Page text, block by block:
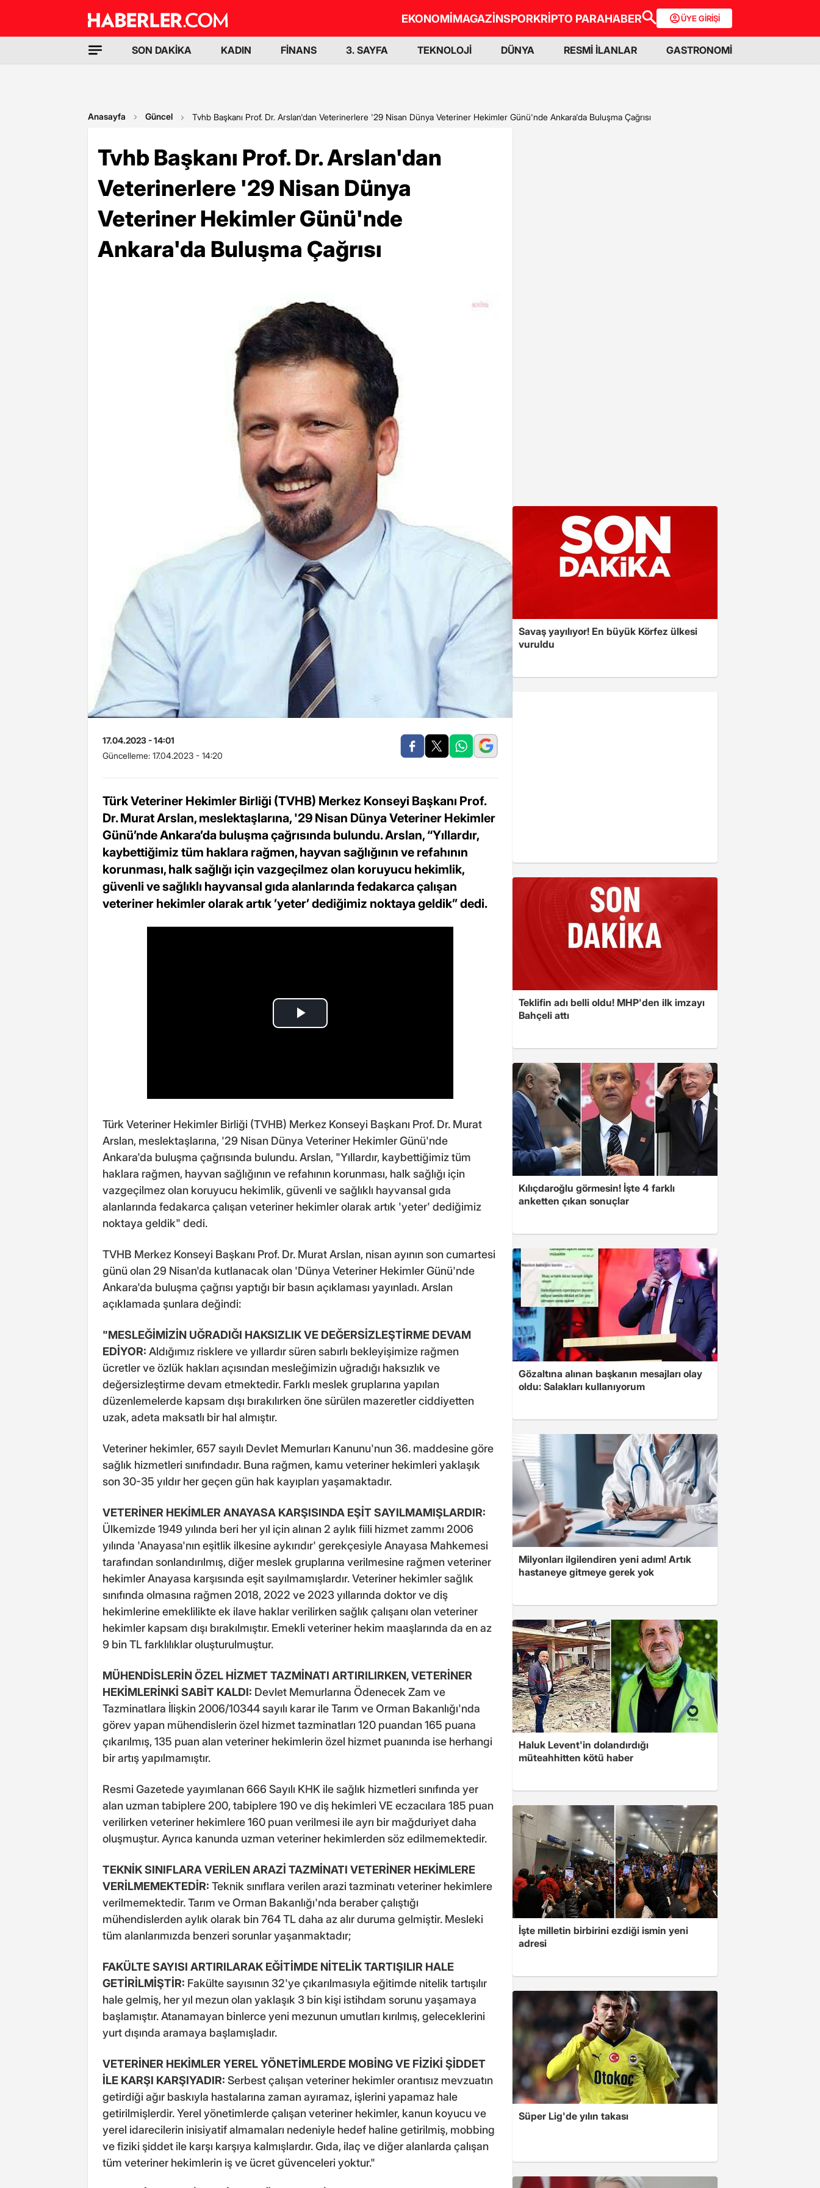
EKONOMİMAGAZİNSPORKRİPTO PARAHABER ÜYE GİRİŞİ
SON DAKİKA KADIN FİNANS 3. SAYFA TEKNOLOJİ DÜNYA RESMİ İLANLAR GASTRONOMİ
Anasayfa Güncel Tvhb Başkanı Prof. Dr. Arslan'dan Veterinerlere '29 Nisan Dünya Veteriner Hekimler Günü'nde Ankara'da Buluşma Çağrısı
Tvhb Başkanı Prof. Dr. Arslan'dan
Veterinerlere '29 Nisan Dünya
Veteriner Hekimler Günü'nde
Ankara'da Buluşma Çağrısı
17.04.2023 - 14:01
Güncelleme: 17.04.2023 - 14:20
Türk Veteriner Hekimler Birliği (TVHB) Merkez Konseyi Başkanı Prof.
Dr. Murat Arslan, meslektaşlarına, '29 Nisan Dünya Veteriner Hekimler
Günü’nde Ankara’da buluşma çağrısında bulundu. Arslan, “Yıllardır,
kaybettiğimiz tüm haklara rağmen, hayvan sağlığının ve refahının
korunması, halk sağlığı için vazgeçilmez olan koruyucu hekimlik,
güvenli ve sağlıklı hayvansal gıda alanlarında fedakarca çalışan
veteriner hekimler olarak artık ’yeter’ dediğimiz noktaya geldik” dedi.
Türk Veteriner Hekimler Birliği (TVHB) Merkez Konseyi Başkanı Prof. Dr. Murat
Arslan, meslektaşlarına, '29 Nisan Dünya Veteriner Hekimler Günü'nde
Ankara'da buluşma çağrısında bulundu. Arslan, "Yıllardır, kaybettiğimiz tüm
haklara rağmen, hayvan sağlığının ve refahının korunması, halk sağlığı için
vazgeçilmez olan koruyucu hekimlik, güvenli ve sağlıklı hayvansal gıda
alanlarında fedakarca çalışan veteriner hekimler olarak artık 'yeter' dediğimiz
noktaya geldik" dedi.
TVHB Merkez Konseyi Başkanı Prof. Dr. Murat Arslan, nisan ayının son cumartesi
günü olan 29 Nisan'da kutlanacak olan 'Dünya Veteriner Hekimler Günü'nde
Ankara'da buluşma çağrısı yaptığı bir basın açıklaması yayınladı. Arslan
açıklamada şunlara değindi:
"MESLEĞİMİZİN UĞRADIĞI HAKSIZLIK VE DEĞERSİZLEŞTİRME DEVAM
EDİYOR: Aldığımız risklere ve yıllardır süren sabırlı bekleyişimize rağmen
ücretler ve özlük hakları açısından mesleğimizin uğradığı haksızlık ve
değersizleştirme devam etmektedir. Farklı meslek gruplarına yapılan
düzenlemelerde kapsam dışı bırakılırken öne sürülen mazeretler ciddiyetten
uzak, adeta maksatlı bir hal almıştır.
Veteriner hekimler, 657 sayılı Devlet Memurları Kanunu'nun 36. maddesine göre
sağlık hizmetleri sınıfındadır. Buna rağmen, kamu veteriner hekimleri yaklaşık
son 30-35 yıldır her geçen gün hak kayıpları yaşamaktadır.
VETERİNER HEKİMLER ANAYASA KARŞISINDA EŞİT SAYILMAMIŞLARDIR:
Ülkemizde 1949 yılında beri her yıl için alınan 2 aylık fiili hizmet zammı 2006
yılında 'Anayasa'nın eşitlik ilkesine aykırıdır' gerekçesiyle Anayasa Mahkemesi
tarafından sonlandırılmış, diğer meslek gruplarına verilmesine rağmen veteriner
hekimler Anayasa karşısında eşit sayılmamışlardır. Veteriner hekimler sağlık
sınıfında olmasına rağmen 2018, 2022 ve 2023 yıllarında doktor ve diş
hekimlerine emeklilikte ek ilave haklar verilirken sağlık çalışanı olan veteriner
hekimler kapsam dışı bırakılmıştır. Emekli veteriner hekim maaşlarında da en az
9 bin TL farklılıklar oluşturulmuştur.
MÜHENDİSLERİN ÖZEL HİZMET TAZMİNATI ARTIRILIRKEN, VETERİNER
HEKİMLERİNKİ SABİT KALDI: Devlet Memurlarına Ödenecek Zam ve
Tazminatlara İlişkin 2006/10344 sayılı karar ile Tarım ve Orman Bakanlığı'nda
görev yapan mühendislerin özel hizmet tazminatları 120 puandan 165 puana
çıkarılmış, 135 puan alan veteriner hekimlerin özel hizmet puanında ise herhangi
bir artış yapılmamıştır.
Resmi Gazetede yayımlanan 666 Sayılı KHK ile sağlık hizmetleri sınıfında yer
alan uzman tabiplere 200, tabiplere 190 ve diş hekimleri VE eczacılara 185 puan
verilirken veteriner hekimlere 160 puan verilmesi ile ayrı bir mağduriyet daha
oluşmuştur. Ayrıca kanunda uzman veteriner hekimlerden söz edilmemektedir.
TEKNİK SINIFLARA VERİLEN ARAZİ TAZMİNATI VETERİNER HEKİMLERE
VERİLMEMEKTEDİR: Teknik sınıflara verilen arazi tazminatı veteriner hekimlere
verilmemektedir. Tarım ve Orman Bakanlığı'nda beraber çalıştığı
mühendislerden aylık olarak bin 764 TL daha az alır duruma gelmiştir. Mesleki
tüm alanlarımızda benzeri sorunlar yaşanmaktadır;
FAKÜLTE SAYISI ARTIRILARAK EĞİTİMDE NİTELİK TARTIŞILIR HALE
GETİRİLMİŞTİR: Fakülte sayısının 32'ye çıkarılmasıyla eğitimde nitelik tartışılır
hale gelmiş, her yıl mezun olan yaklaşık 3 bin kişi istihdam sorunu yaşamaya
başlamıştır. Atanamayan binlerce yeni mezunun umutları kırılmış, geleceklerini
yurt dışında aramaya başlamışladır.
VETERİNER HEKİMLER YEREL YÖNETİMLERDE MOBİNG VE FİZİKİ ŞİDDET
İLE KARŞI KARŞIYADIR: Serbest çalışan veteriner hekimler orantısız mevzuatın
getirdiği ağır baskıyla hastalarına zaman ayıramaz, işlerini yapamaz hale
getirilmişlerdir. Yerel yönetimlerde çalışan veteriner hekimler, kanun koyucu ve
yerel idarecilerin inisiyatif almamaları nedeniyle hedef haline getirilmiş, mobbing
ve fiziki şiddet ile karşı karşıya kalmışlardır. Gıda, ilaç ve diğer alanlarda çalışan
tüm veteriner hekimlerin iş ve ücret güvenceleri yoktur."
Savaş yayılıyor! En büyük Körfez ülkesi
vuruldu
Teklifin adı belli oldu! MHP'den ilk imzayı
Bahçeli attı
Kılıçdaroğlu görmesin! İşte 4 farklı
anketten çıkan sonuçlar
Gözaltına alınan başkanın mesajları olay
oldu: Salakları kullanıyorum
Milyonları ilgilendiren yeni adım! Artık
hastaneye gitmeye gerek yok
Haluk Levent'in dolandırdığı
müteahhitten kötü haber
İşte milletin birbirini ezdiği ismin yeni
adresi
Süper Lig'de yılın takası